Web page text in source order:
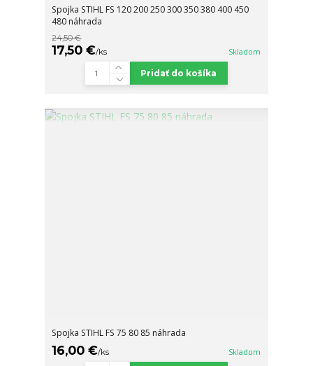
Spojka STIHL FS 120 200 250 300 350 380 400 450
480 náhrada
24,50 €
17,50 €/ks Skladom
Pridať do košíka
Spojka STIHL FS 75 80 85 náhrada
16,00 €/ks Skladom